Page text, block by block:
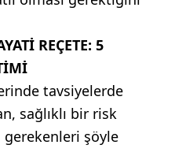
REÇETE: 5
tavsiyelerde
sağlıklı bir risk
gerekenleri şöyle